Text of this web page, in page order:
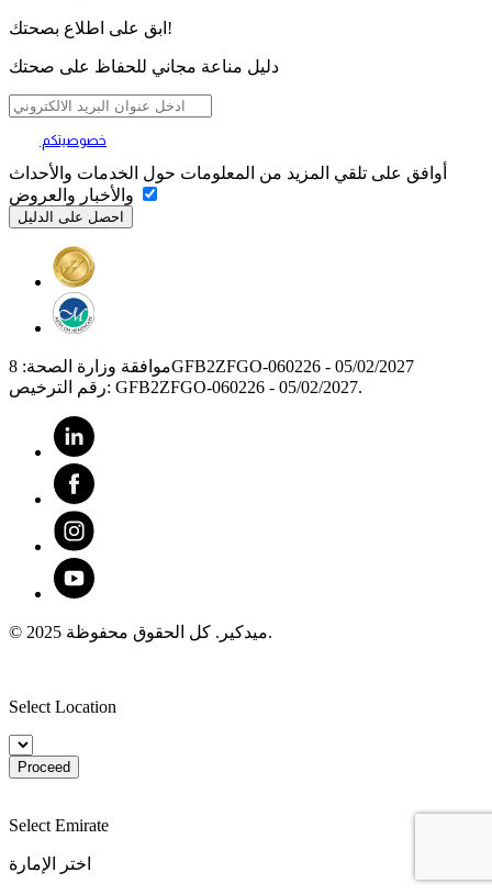
ابق على اطلاع بصحتك!
دليل مناعة مجاني للحفاظ على صحتك
خصوصيتكم
أوافق على تلقي المزيد من المعلومات حول الخدمات والأحداث
موافقة وزارة الصحة: 8GFB2ZFGO-060226 - 05/02/2027
رقم الترخيص: GFB2ZFGO-060226 - 05/02/2027.
© 2025 ميدكير. كل الحقوق محفوظة.
Select Location
Proceed
Select Emirate
اختر الإمارة